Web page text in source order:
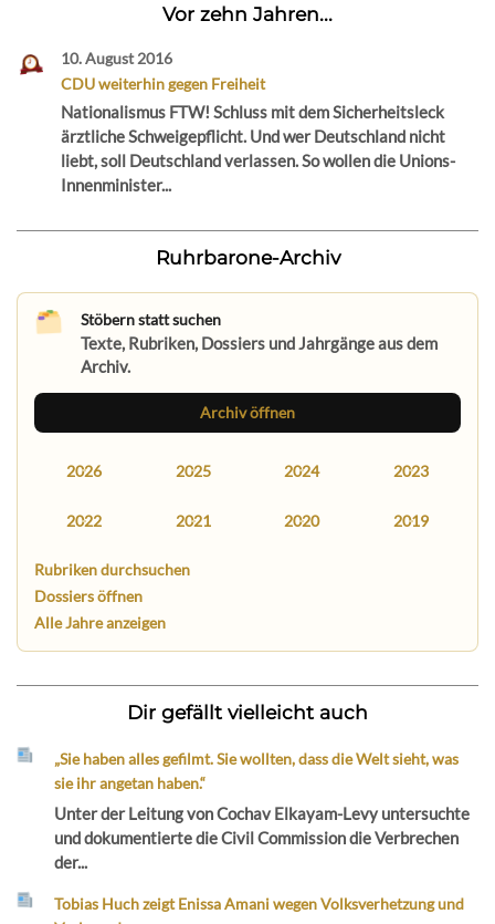
Vor zehn Jahren...
10. August 2016
CDU weiterhin gegen Freiheit
Nationalismus FTW! Schluss mit dem Sicherheitsleck
ärztliche Schweigepflicht. Und wer Deutschland nicht
liebt, soll Deutschland verlassen. So wollen die Unions-
Innenminister...
Ruhrbarone-Archiv
Stöbern statt suchen
Texte, Rubriken, Dossiers und Jahrgänge aus dem
Archiv.
Archiv öffnen
2026 2025 2024 2023
2022 2021 2020 2019
Rubriken durchsuchen
Dossiers öffnen
Alle Jahre anzeigen
Dir gefällt vielleicht auch
„Sie haben alles gefilmt. Sie wollten, dass die Welt sieht, was
sie ihr angetan haben.“
Unter der Leitung von Cochav Elkayam-Levy untersuchte
und dokumentierte die Civil Commission die Verbrechen
der...
Tobias Huch zeigt Enissa Amani wegen Volksverhetzung und